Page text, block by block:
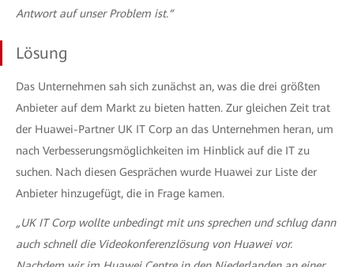
Antwort auf unser Problem ist.“
Lösung
Das Unternehmen sah sich zunächst an, was die drei größten
Anbieter auf dem Markt zu bieten hatten. Zur gleichen Zeit trat
der Huawei-Partner UK IT Corp an das Unternehmen heran, um
nach Verbesserungsmöglichkeiten im Hinblick auf die IT zu
suchen. Nach diesen Gesprächen wurde Huawei zur Liste der
Anbieter hinzugefügt, die in Frage kamen.
„UK IT Corp wollte unbedingt mit uns sprechen und schlug dann
auch schnell die Videokonferenzlösung von Huawei vor.